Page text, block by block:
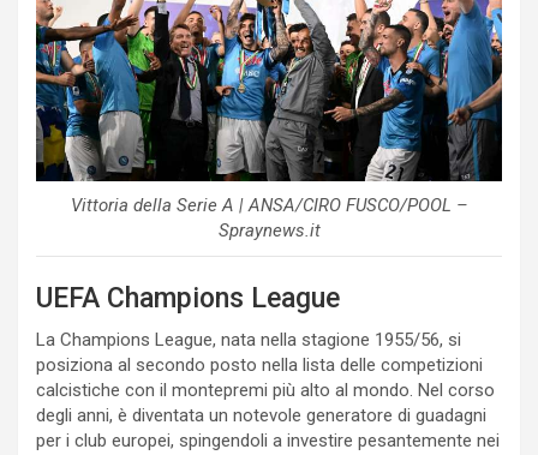
Vittoria della Serie A | ANSA/CIRO FUSCO/POOL –
Spraynews.it
UEFA Champions League
La Champions League, nata nella stagione 1955/56, si
posiziona al secondo posto nella lista delle competizioni
calcistiche con il montepremi più alto al mondo. Nel corso
degli anni, è diventata un notevole generatore di guadagni
per i club europei, spingendoli a investire pesantemente nei